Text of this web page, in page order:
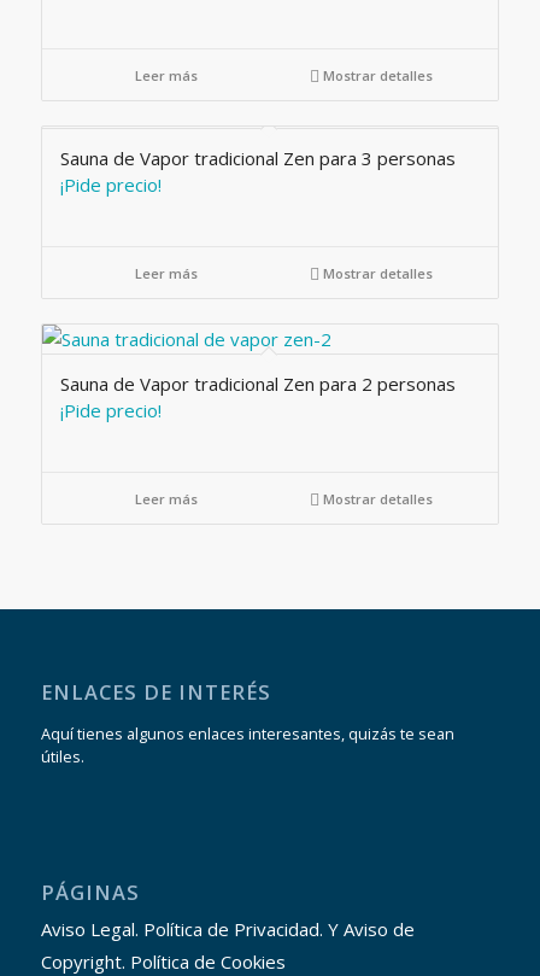
Leer más Mostrar detalles
Sauna de Vapor tradicional Zen para 3 personas
¡Pide precio!
Leer más Mostrar detalles
Sauna de Vapor tradicional Zen para 2 personas
¡Pide precio!
Leer más Mostrar detalles
ENLACES DE INTERÉS
Aquí tienes algunos enlaces interesantes, quizás te sean
útiles.
PÁGINAS
Aviso Legal. Política de Privacidad. Y Aviso de
Copyright. Política de Cookies